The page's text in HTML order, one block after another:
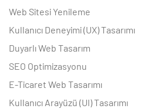
Web Sitesi Yenileme
Kullanıcı Deneyimi (UX) Tasarımı
Duyarlı Web Tasarım
SEO Optimizasyonu
E-Ticaret Web Tasarımı
Kullanıcı Arayüzü (UI) Tasarımı